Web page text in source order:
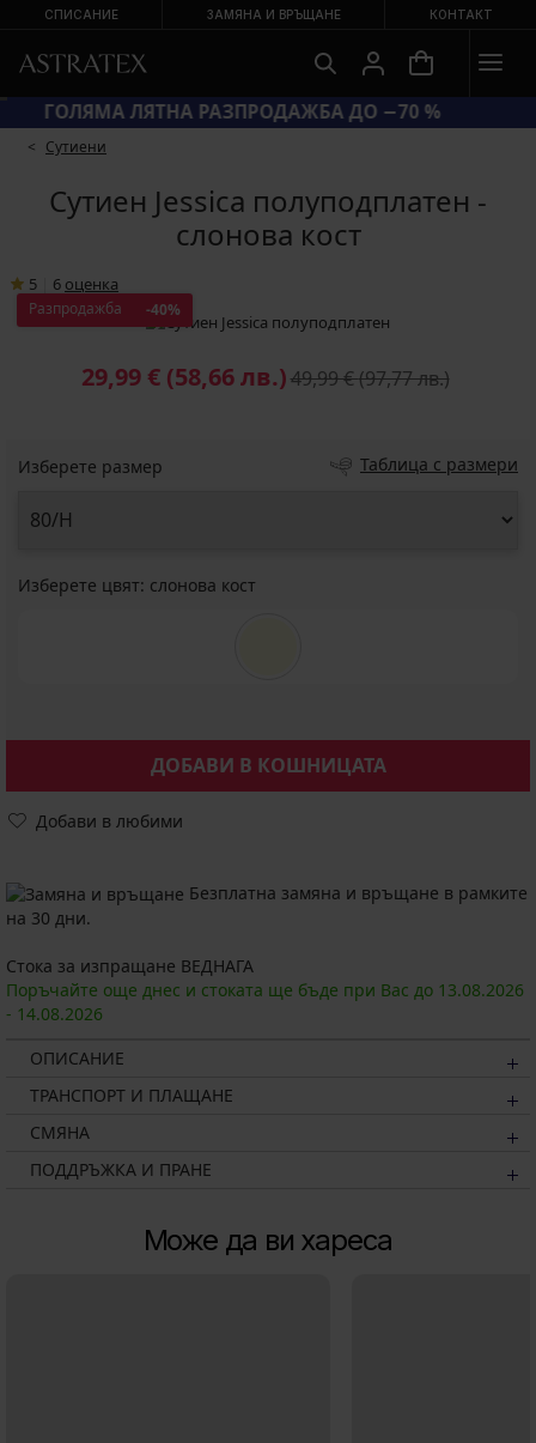
СПИСАНИЕ ЗАМЯНА И ВРЪЩАНЕ КОНТАКТ
ГОЛЯМА ЛЯТНА РАЗПРОДАЖБА ДО −70 %
Сутиени
Сутиен Jessica полуподплатен -
слонова кост
5 6 oценка
Разпродажба -40%
29,99 € (58,66 лв.)49,99 €(97,77 лв.)
Изберете размер Таблица с размери
Изберете цвят: слонова кост
ДОБАВИ В КОШНИЦАТА
Добави в любими
Безплатна замяна и връщане в рамките
на 30 дни.
Стока за изпращане ВЕДНАГА
Поръчайте още днес и стоката ще бъде при Вас до 13.08.2026
- 14.08.2026
ОПИСАНИЕ
ТРАНСПОРТ И ПЛАЩАНЕ
СМЯНА
ПОДДРЪЖКА И ПРАНЕ
Може да ви хареса